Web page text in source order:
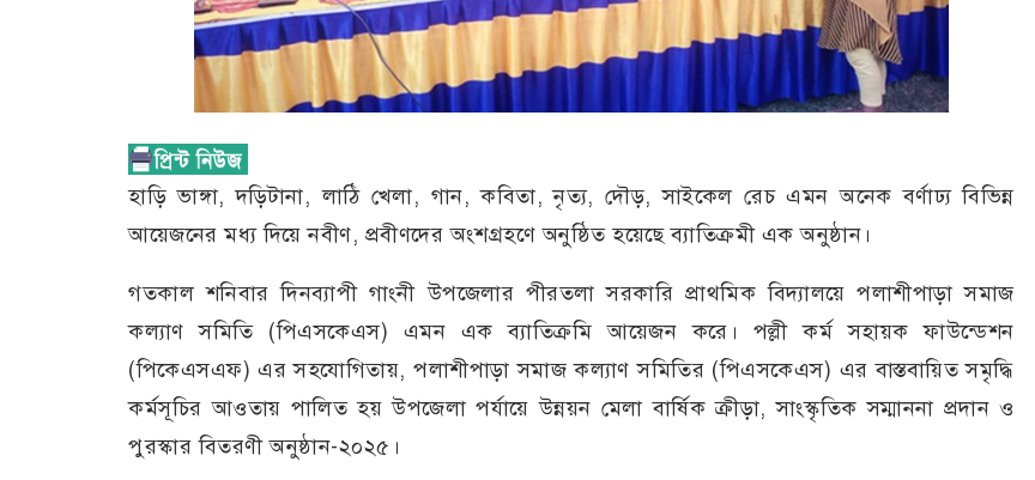
হাড়ি ভাঙ্গা, দড়িটানা, লাঠি খেলা, গান, কবিতা, নৃত্য, দৌড়, সাইকেল রেচ এমন অনেক বর্ণাঢ্য বিভিন্ন
আয়েজনের মধ্য দিয়ে নবীণ, প্রবীণদের অংশগ্রহণে অনুষ্ঠিত হয়েছে ব্যাতিক্রমী এক অনুষ্ঠান।
গতকাল শনিবার দিনব্যাপী গাংনী উপজেলার পীরতলা সরকারি প্রাথমিক বিদ্যালয়ে পলাশীপাড়া সমাজ
কল্যাণ সমিতি (পিএসকেএস) এমন এক ব্যাতিক্রমি আয়েজন করে। পল্লী কর্ম সহায়ক ফাউন্ডেশন
(পিকেএসএফ) এর সহযোগিতায়, পলাশীপাড়া সমাজ কল্যাণ সমিতির (পিএসকেএস) এর বাস্তবায়িত সমৃদ্ধি
কর্মসূচির আওতায় পালিত হয় উপজেলা পর্যায়ে উন্নয়ন মেলা বার্ষিক ক্রীড়া, সাংস্কৃতিক সম্মাননা প্রদান ও
পুরস্কার বিতরণী অনুষ্ঠান-২০২৫।